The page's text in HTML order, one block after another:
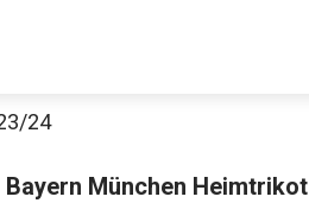
24
Bayern München Heimtrikot